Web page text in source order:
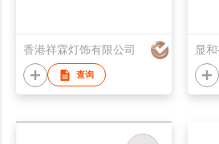
香港祥霖灯饰有限公司
查询
显